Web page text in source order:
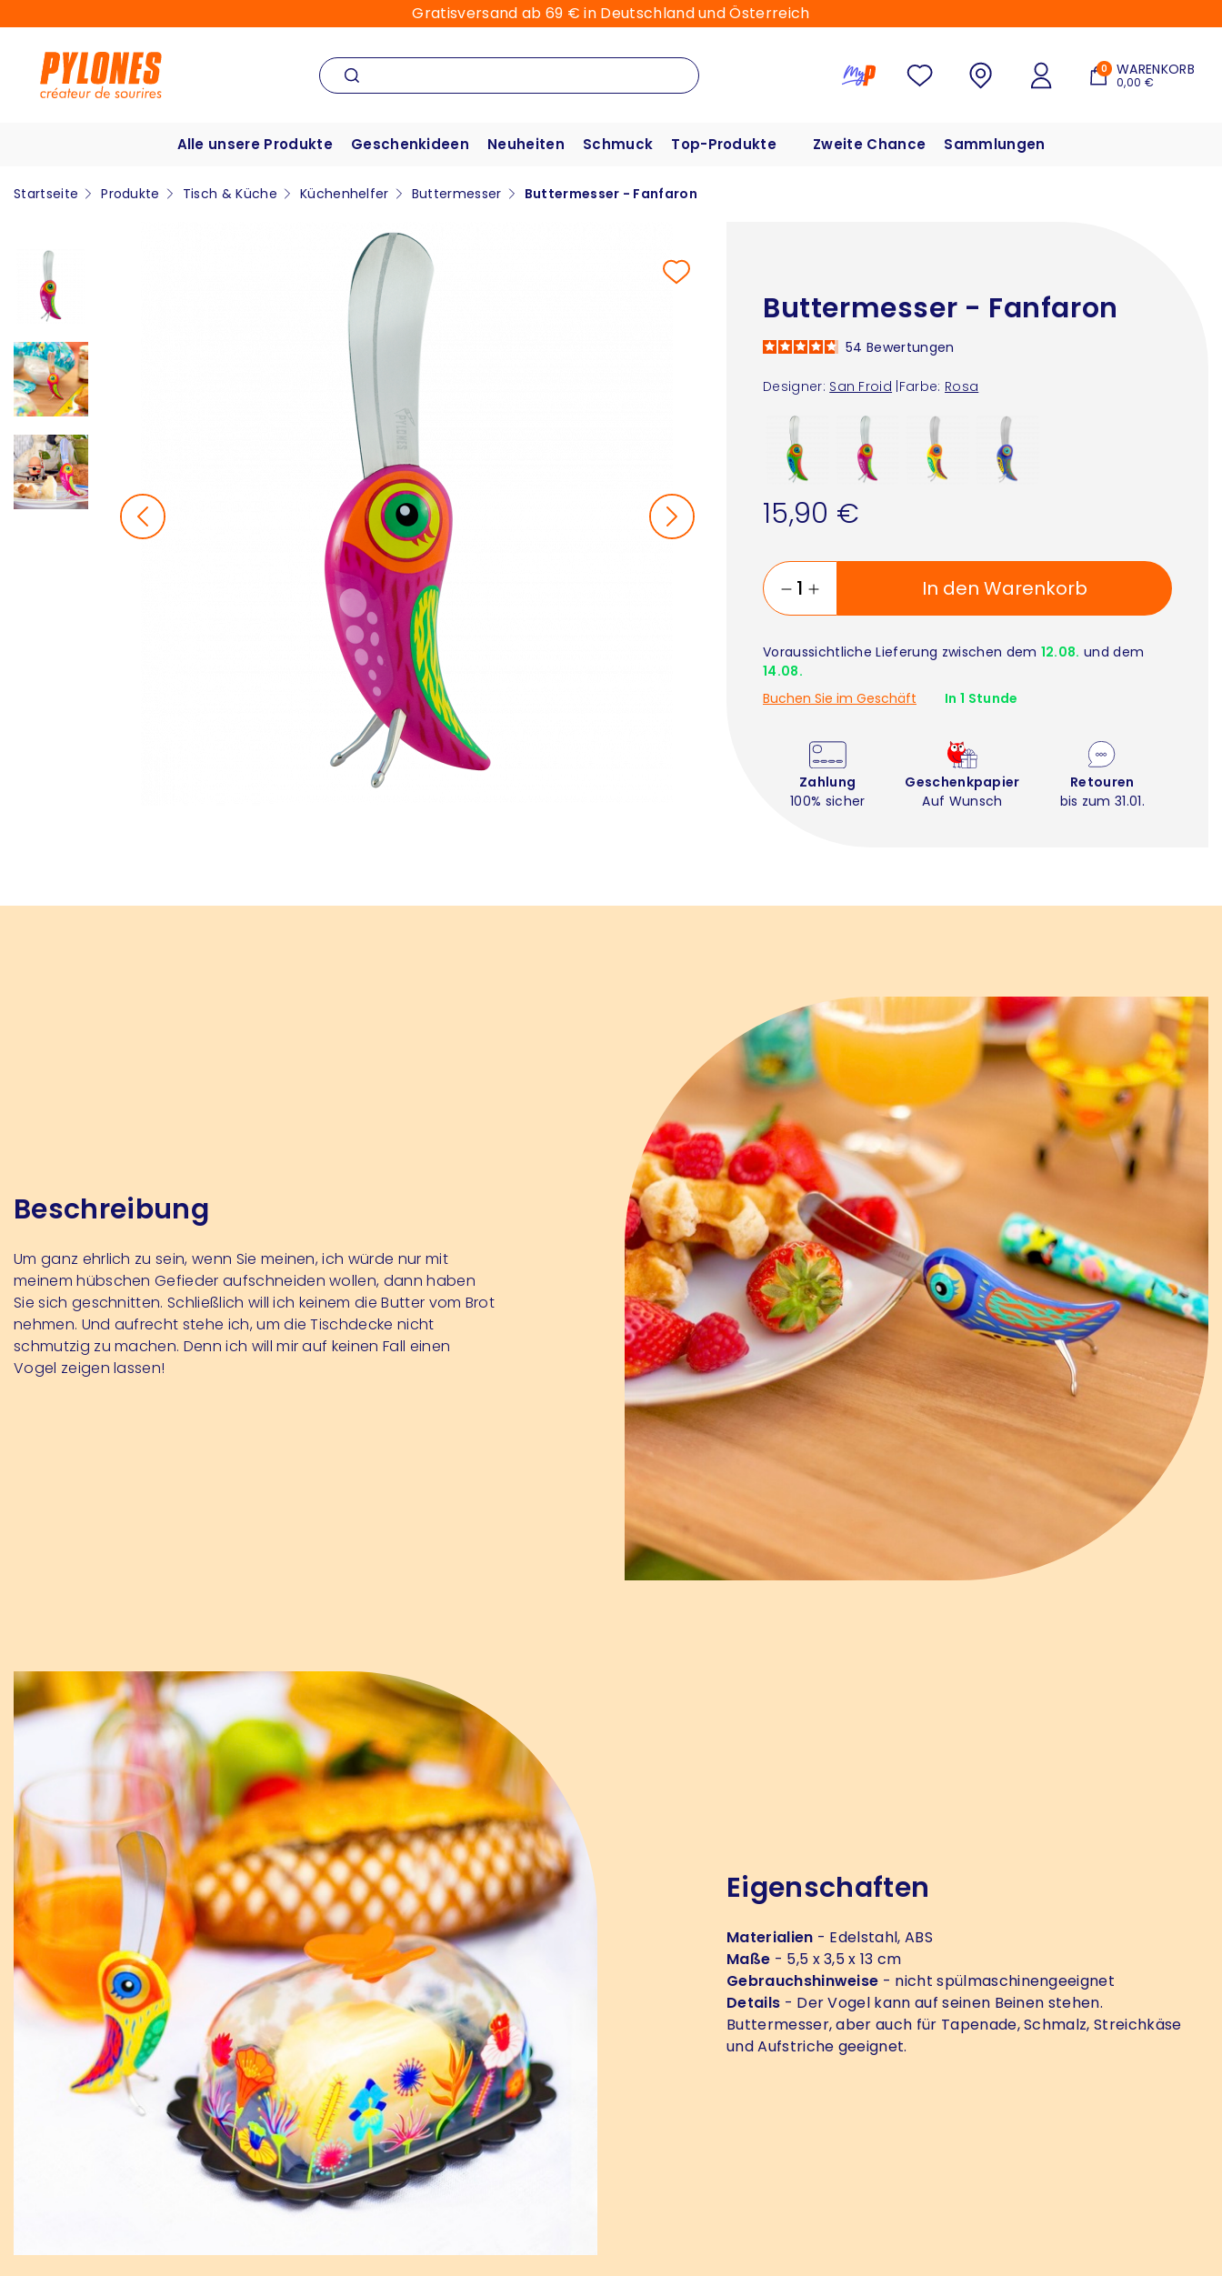
Gratisversand ab 69 € in Deutschland und Österreich
0 WARENKORB
0,00 €
Alle unsere Produkte Geschenkideen Neuheiten Schmuck Top-Produkte Zweite Chance Sammlungen
Startseite Produkte Tisch & Küche Küchenhelfer Buttermesser Buttermesser - Fanfaron
Buttermesser - Fanfaron
Designer: San Froid Farbe: Rosa
54 Bewertungen
15,90 €
In den Warenkorb
Voraussichtliche Lieferung zwischen dem 12.08. und dem
14.08.
Buchen Sie im Geschäft
In 1 Stunde
Zahlung
100% sicher
Geschenkpapier
Auf Wunsch
Retouren
bis zum 31.01.
Beschreibung
Um ganz ehrlich zu sein, wenn Sie meinen, ich würde nur mit
meinem hübschen Gefieder aufschneiden wollen, dann haben
Sie sich geschnitten. Schließlich will ich keinem die Butter vom Brot
nehmen. Und aufrecht stehe ich, um die Tischdecke nicht
schmutzig zu machen. Denn ich will mir auf keinen Fall einen
Vogel zeigen lassen!
Eigenschaften
Materialien - Edelstahl, ABS
Maße - 5,5 x 3,5 x 13 cm
Gebrauchshinweise - nicht spülmaschinengeeignet
Details - Der Vogel kann auf seinen Beinen stehen.
Buttermesser, aber auch für Tapenade, Schmalz, Streichkäse
und Aufstriche geeignet.